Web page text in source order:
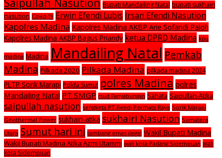
Bupati Mandailing Natal bupati sukhairi
nasution Covid-19 Erwin Efendi Lubis Irsan Efendi Nasution
Kapolres Madina Kapolres Madina AKBP Arie Sofandi Paloh
Kapolres Madina AKBP Bagus Priandy ketua DPRD Madina kpu
madina Madina Mandailing Natal Pemkab
Madina Pilkada 2020 Pilkada Madina pilkada madina 2024
PLTP Sorik Marapi Polda Sumut polres Madina polres
Mandailing Natal PT SMGP rsud Panyabungan Sahata Saipullah-Atika
saipullah nasution sengketa PT Rendi Permata Raya Sorik Marapi
Geothermal Power sukhairi-atika sukhairi Nasution Sumatera
Utara Sumut hari ini tambang emas ilegal Wakil Bupati Madina
Wakil Bupati Madina Atika Azmi Utammi wali kota Padang Sidempuan wali
kota Sidempuan